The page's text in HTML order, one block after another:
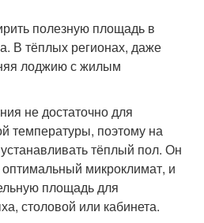
полезную площадь в
В тёплых регионах, даже
лоджию с жилым
не достаточно для
температуры, поэтому на
тёплый пол. Он
микроклимат, и
площадь для
столовой или кабинета.